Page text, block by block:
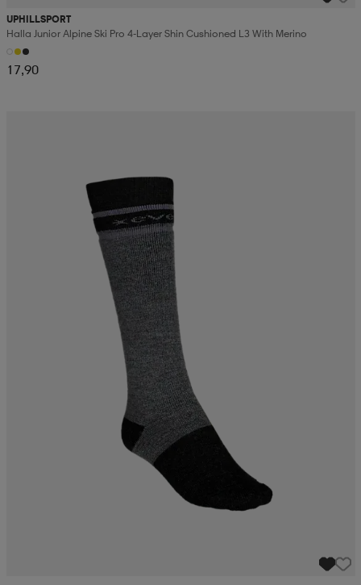
UPHILLSPORT
Halla Junior Alpine Ski Pro 4-Layer Shin Cushioned L3 With Merino
17,90